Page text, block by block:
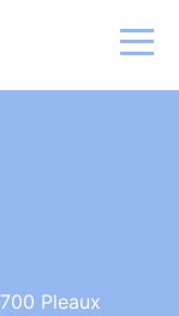
Pleaux